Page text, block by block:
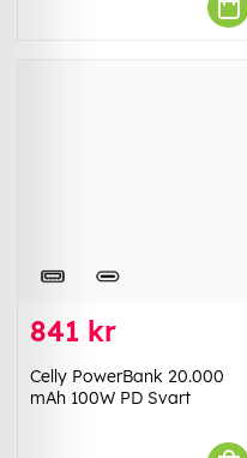
841 kr
Celly PowerBank 20.000
mAh 100W PD Svart